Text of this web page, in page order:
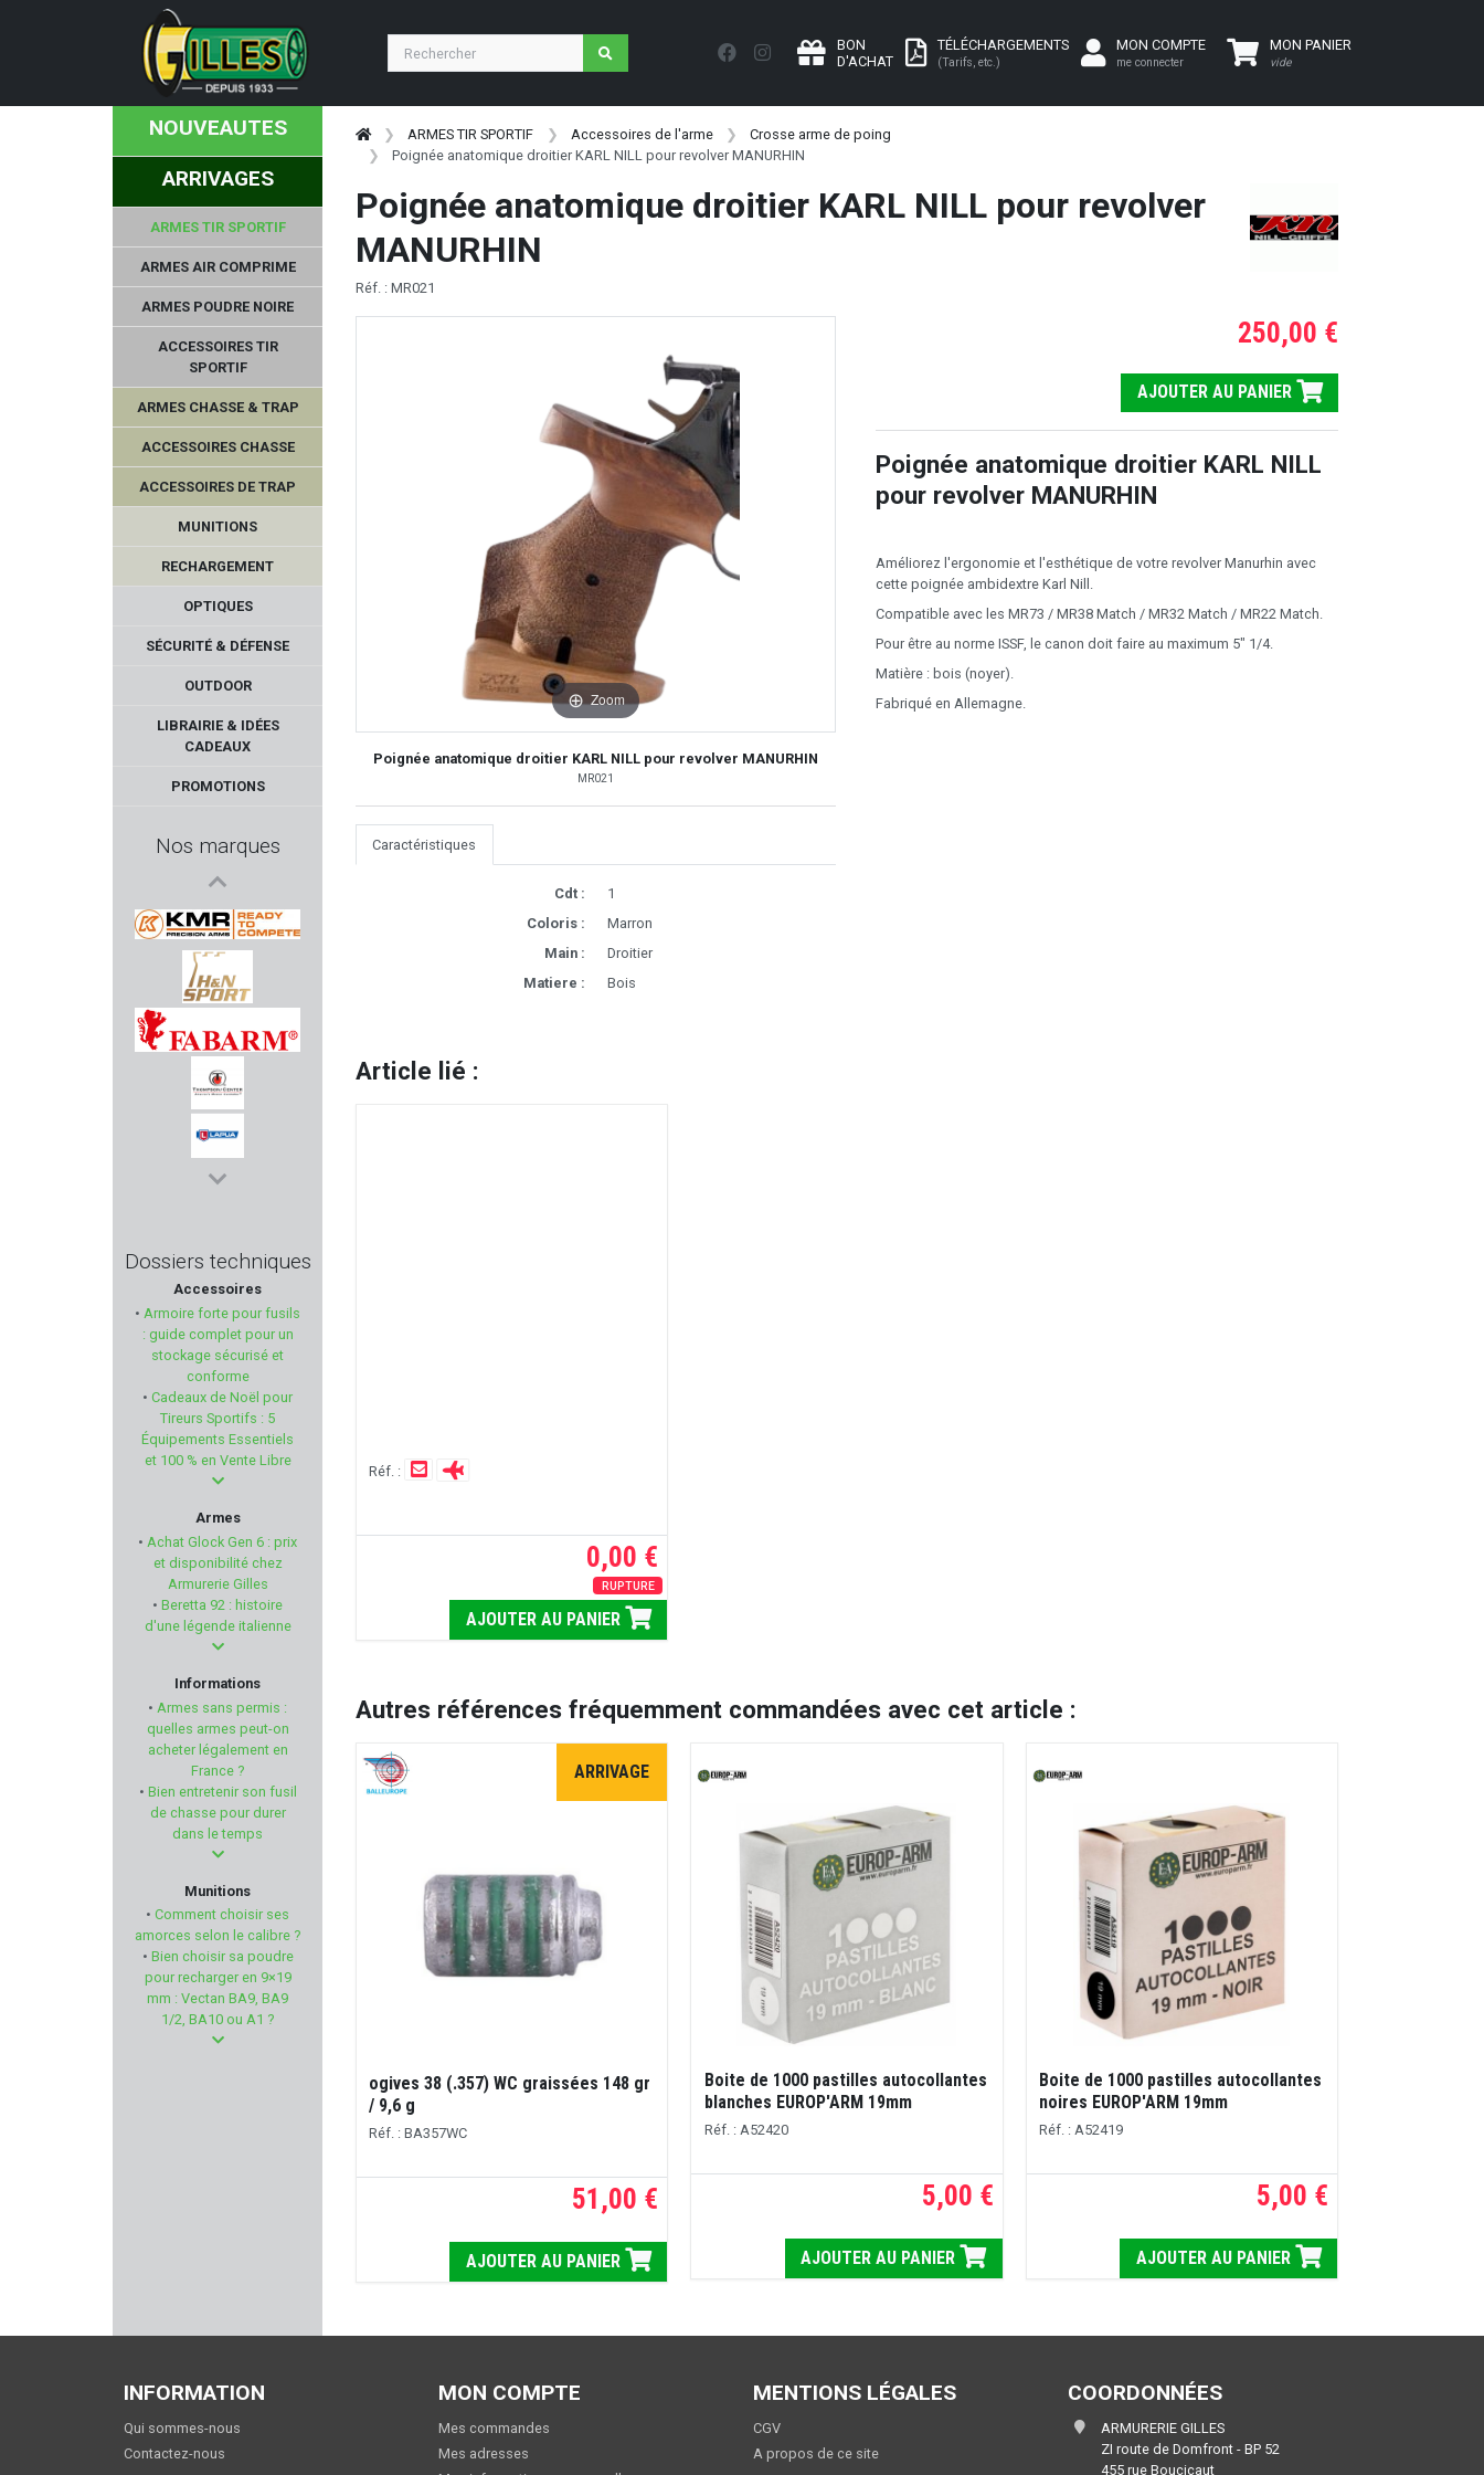
BON
D'ACHAT
TÉLÉCHARGEMENTS
(Tarifs, etc.)
MON COMPTE
me connecter
MON PANIER
vide
NOUVEAUTES
ARRIVAGES
ARMES TIR SPORTIF
ARMES AIR COMPRIME
ARMES POUDRE NOIRE
ACCESSOIRES TIR
SPORTIF
ARMES CHASSE & TRAP
ACCESSOIRES CHASSE
ACCESSOIRES DE TRAP
MUNITIONS
RECHARGEMENT
OPTIQUES
SÉCURITÉ & DÉFENSE
OUTDOOR
LIBRAIRIE & IDÉES
CADEAUX
PROMOTIONS
Nos marques
FALKE
KMR
H & N SPORT
FABARM
THOMPSON/CENTER
LAPUA
MARTINEZ ALBAINOX
BIRCHWOOD-CASEY
PACHMAYR
SINGER SAFETY
MAVERICK
HAGOPUR
CCI
CALDWELL
PARD
PWS
BALLISTOL
RWS
BUCK EXPERT
Dossiers techniques
Accessoires
• Armoire forte pour fusils
: guide complet pour un
stockage sécurisé et
conforme
• Cadeaux de Noël pour
Tireurs Sportifs : 5
Équipements Essentiels
et 100 % en Vente Libre
Armes
• Achat Glock Gen 6 : prix
et disponibilité chez
Armurerie Gilles
• Beretta 92 : histoire
d'une légende italienne
Informations
• Armes sans permis :
quelles armes peut-on
acheter légalement en
France ?
• Bien entretenir son fusil
de chasse pour durer
dans le temps
Munitions
• Comment choisir ses
amorces selon le calibre ?
• Bien choisir sa poudre
pour recharger en 9×19
mm : Vectan BA9, BA9
1/2, BA10 ou A1 ?
ARMES TIR SPORTIF Accessoires de l'arme
Crosse arme de poing
Poignée anatomique droitier KARL NILL pour revolver MANURHIN
Poignée anatomique droitier KARL NILL pour revolver
MANURHIN
Réf. : MR021
Zoom
Poignée anatomique droitier KARL NILL pour revolver MANURHIN
MR021
Caractéristiques
Cdt :
1
Coloris :
Marron
Main :
Droitier
Matiere :
Bois
250,00 €
AJOUTER AU PANIER
Poignée anatomique droitier KARL NILL
pour revolver MANURHIN
Améliorez l'ergonomie et l'esthétique de votre revolver Manurhin avec
cette poignée ambidextre Karl Nill.
Compatible avec les MR73 / MR38 Match / MR32 Match / MR22 Match.
Pour être au norme ISSF, le canon doit faire au maximum 5" 1/4.
Matière : bois (noyer).
Fabriqué en Allemagne.
Article lié :
Réf. :
0,00 €
RUPTURE
AJOUTER AU PANIER
Autres références fréquemment commandées avec cet article :
ARRIVAGE
ogives 38 (.357) WC graissées 148 gr
/ 9,6 g
Réf. : BA357WC
51,00 €
AJOUTER AU PANIER
Boite de 1000 pastilles autocollantes
blanches EUROP'ARM 19mm
Réf. : A52420
5,00 €
AJOUTER AU PANIER
Boite de 1000 pastilles autocollantes
noires EUROP'ARM 19mm
Réf. : A52419
5,00 €
AJOUTER AU PANIER
INFORMATION
Qui sommes-nous
Contactez-nous
MON COMPTE
Mes commandes
Mes adresses
MENTIONS LÉGALES
CGV
A propos de ce site
COORDONNÉES
ARMURERIE GILLES
ZI route de Domfront - BP 52
455 rue Boucicaut